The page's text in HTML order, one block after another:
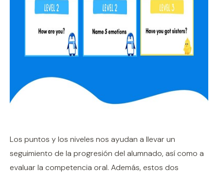
Los puntos y los niveles nos ayudan a llevar un
seguimiento de la progresión del alumnado, así como a
evaluar la competencia oral. Además, estos dos